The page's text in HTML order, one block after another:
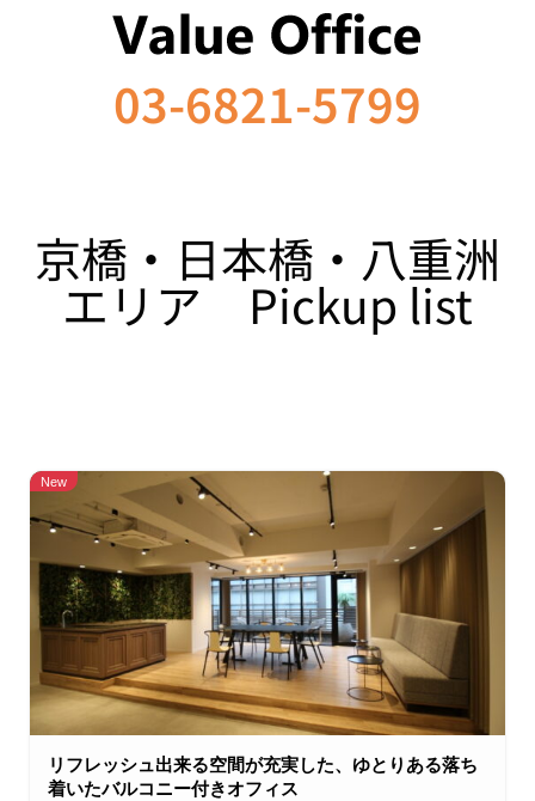
03-6821-5799
京橋・日本橋・八重洲
エリア Pickup list
New
リフレッシュ出来る空間が充実した、ゆとりある落ち
着いたバルコニー付きオフィス